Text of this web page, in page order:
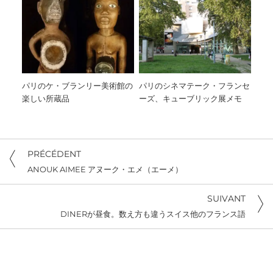
パリのケ・ブランリー美術館の
楽しい所蔵品
パリのシネマテーク・フランセ
ーズ、キューブリック展メモ
PRÉCÉDENT
ANOUK AIMEE アヌーク・エメ（エーメ）
SUIVANT
DINERが昼食。数え方も違うスイス他のフランス語